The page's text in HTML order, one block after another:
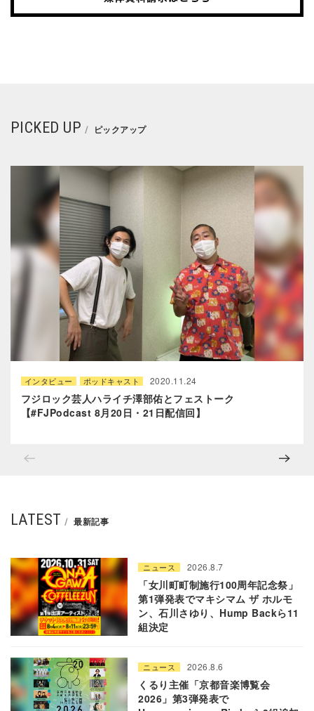
PICKED UP ピックアップ
インタビュー ポッドキャスト 2020.11.24
フジロック芸人ハライチ澤部佑とフェストーク
【#FJPodcast 8月20日・21日配信回】
LATEST 最新記事
ニュース 2026.8.7
「女川町町制施行100周年記念祭」
第1弾発表でマキシマム ザ ホルモ
ン、石川さゆり、Hump Backら11
組決定
ニュース 2026.8.6
くるり主催「京都音楽博覧会
2026」第3弾発表で